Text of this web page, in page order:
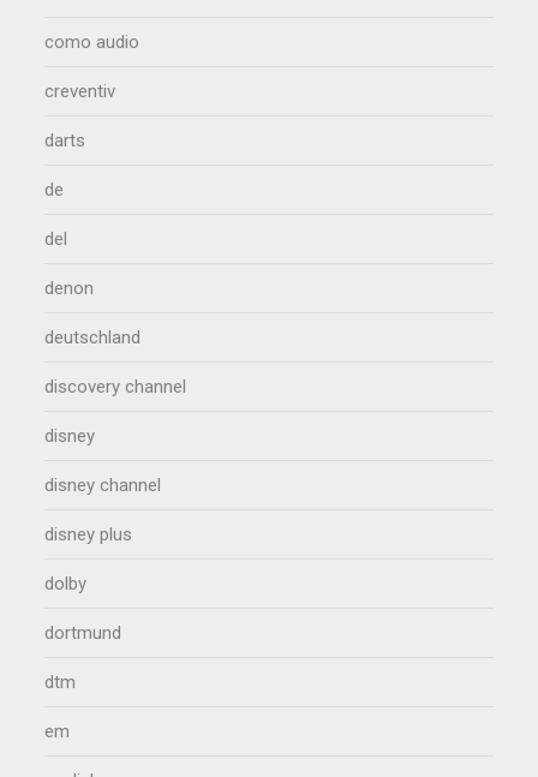
como audio
creventiv
darts
de
del
denon
deutschland
discovery channel
disney
disney channel
disney plus
dolby
dortmund
dtm
em